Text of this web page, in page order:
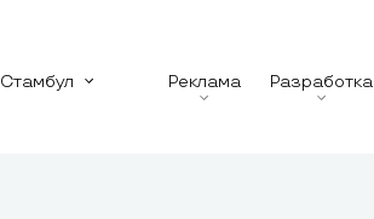
Стамбул Реклама Разработка